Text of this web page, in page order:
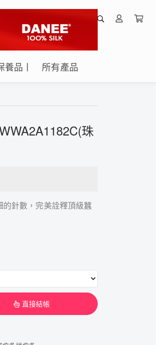
養品丨 所有產品
珠
針數，完美詮釋頂級蠶
直接結帳